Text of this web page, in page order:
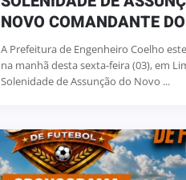
NOVO COMANDANTE
A Prefeitura de Engenheiro Coelho
na manhã desta sexta-feira (03), em
Solenidade de Assunção do Novo ...